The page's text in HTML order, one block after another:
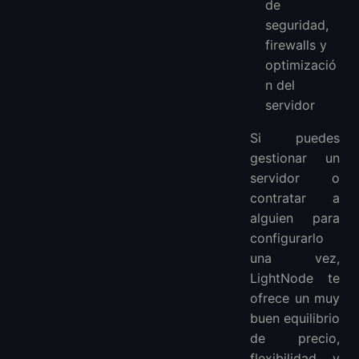
de
seguridad,
firewalls y
optimizació
n del
servidor
Si puedes
gestionar un
servidor o
contratar a
alguien para
configurarlo
una vez,
LightNode te
ofrece un muy
buen equilibrio
de precio,